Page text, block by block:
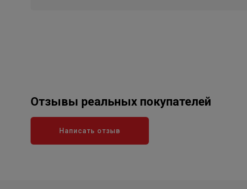
Отзывы реальных покупателей
Написать отзыв